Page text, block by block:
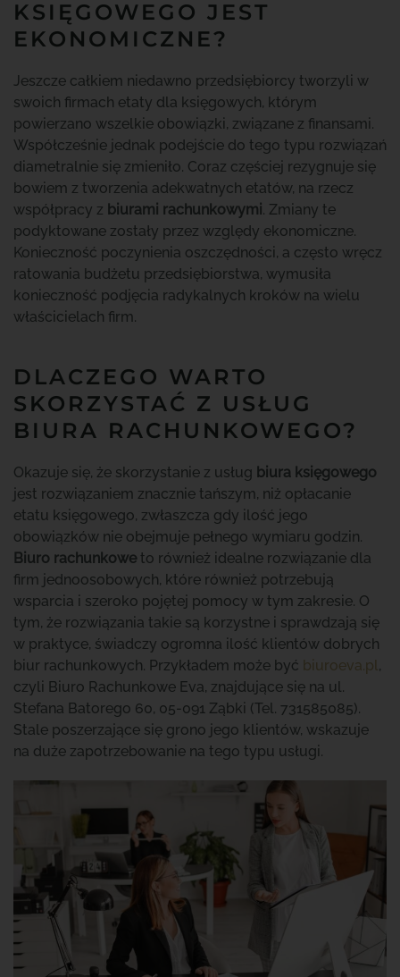
KSIĘGOWEGO JEST
EKONOMICZNE?
Jeszcze całkiem niedawno przedsiębiorcy tworzyli w
swoich firmach etaty dla księgowych, którym
powierzano wszelkie obowiązki, związane z finansami.
Współcześnie jednak podejście do tego typu rozwiązań
diametralnie się zmieniło. Coraz częściej rezygnuje się
bowiem z tworzenia adekwatnych etatów, na rzecz
współpracy z biurami rachunkowymi. Zmiany te
podyktowane zostały przez względy ekonomiczne.
Konieczność poczynienia oszczędności, a często wręcz
ratowania budżetu przedsiębiorstwa, wymusiła
konieczność podjęcia radykalnych kroków na wielu
właścicielach firm.
DLACZEGO WARTO
SKORZYSTAĆ Z USŁUG
BIURA RACHUNKOWEGO?
Okazuje się, że skorzystanie z usług biura księgowego
jest rozwiązaniem znacznie tańszym, niż opłacanie
etatu księgowego, zwłaszcza gdy ilość jego
obowiązków nie obejmuje pełnego wymiaru godzin.
Biuro rachunkowe to również idealne rozwiązanie dla
firm jednoosobowych, które również potrzebują
wsparcia i szeroko pojętej pomocy w tym zakresie. O
tym, że rozwiązania takie są korzystne i sprawdzają się
w praktyce, świadczy ogromna ilość klientów dobrych
biur rachunkowych. Przykładem może być biuroeva.pl ,
czyli Biuro Rachunkowe Eva, znajdujące się na ul.
Stefana Batorego 60, 05-091 Ząbki (Tel. 731585085).
Stale poszerzające się grono jego klientów, wskazuje
na duże zapotrzebowanie na tego typu usługi.